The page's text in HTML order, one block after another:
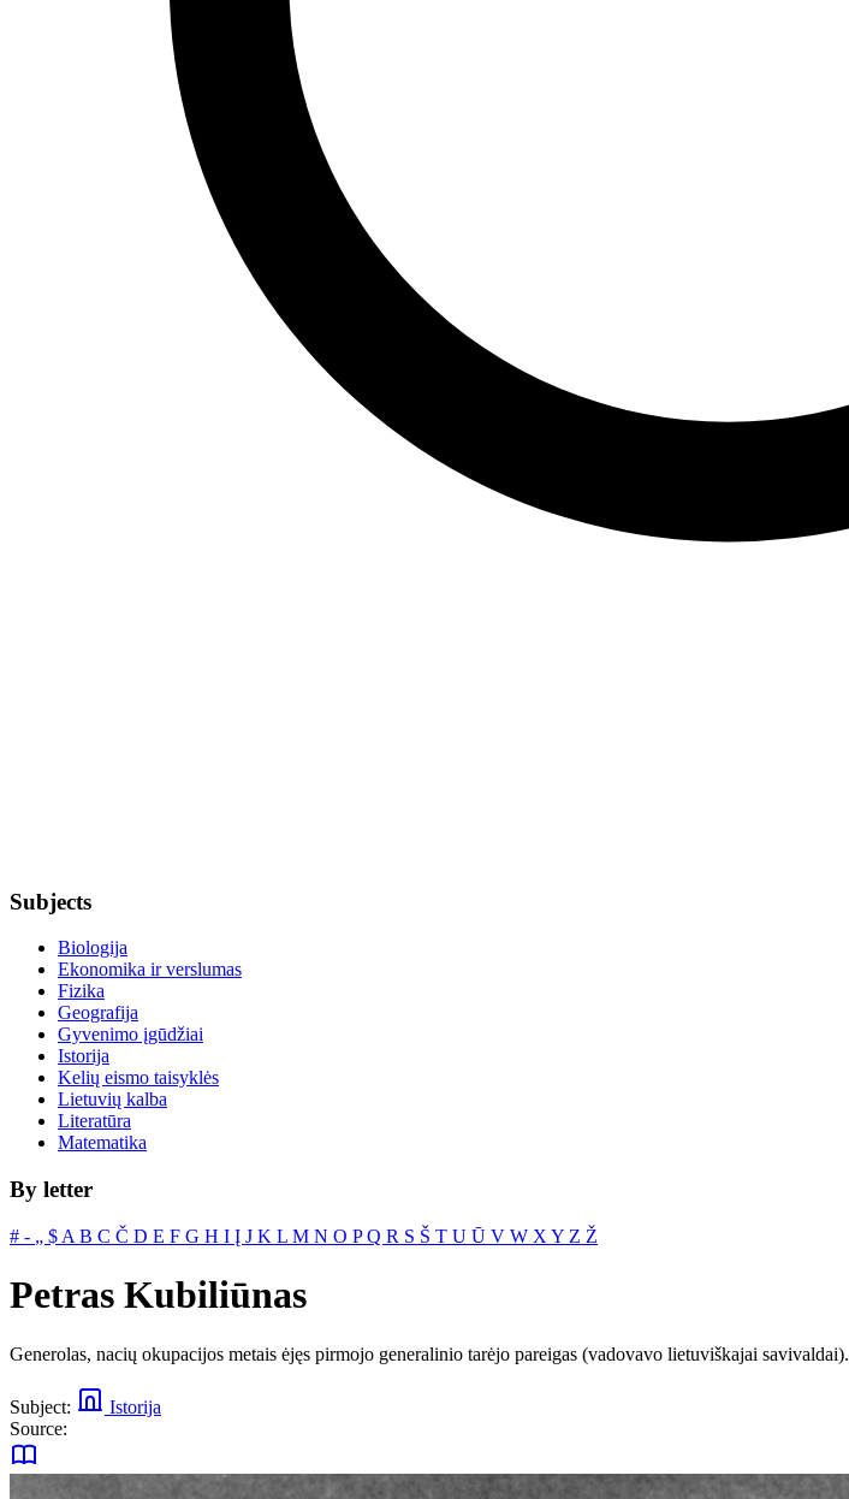
Subjects
Biologija
Ekonomika ir verslumas
Fizika
Geografija
Gyvenimo įgūdžiai
Istorija
Kelių eismo taisyklės
Lietuvių kalba
Literatūra
Matematika
By letter
# ‐ „ $ A B C Č D E F G H I Į J K L M N O PQ R S Š T U Ū V W X Y Z Ž
Petras Kubiliūnas
Generolas, nacių okupacijos metais ėjęs pirmojo generalinio tarėjo pareigas (vadovavo lietuviškajai savivaldai).
Subject:
Istorija
Source: